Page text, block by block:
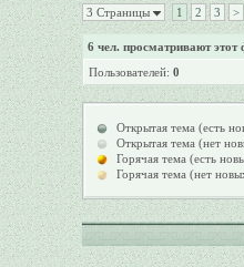
3 Страницы 1 2 3 >
6 чел. просматривают
Пользователей: 0
Открытая тема (есть
Открытая тема (нет
Горячая тема (есть
Горячая тема (нет